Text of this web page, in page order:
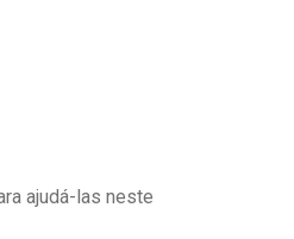
ajudá-las neste